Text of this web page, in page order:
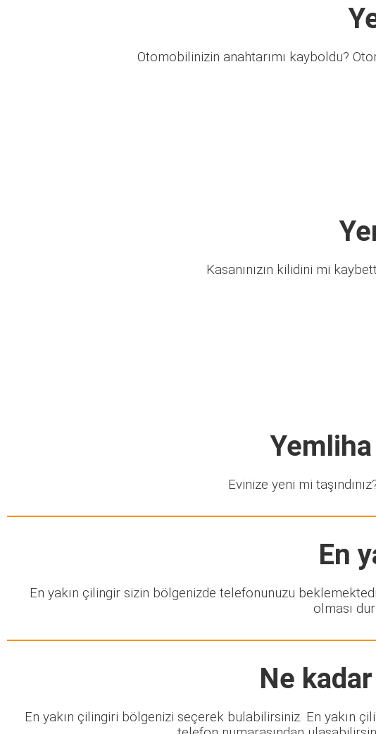
Otomobilinizin anahtarımı kayboldu?
Kasanınızın kilidini mi
Evinize yeni mi
En
En yakın çilingir sizin bölgenizde telefonunuzu
olması
Ne
En yakın çilingiri bölgenizi seçerek bulabilirsiniz. En yakın